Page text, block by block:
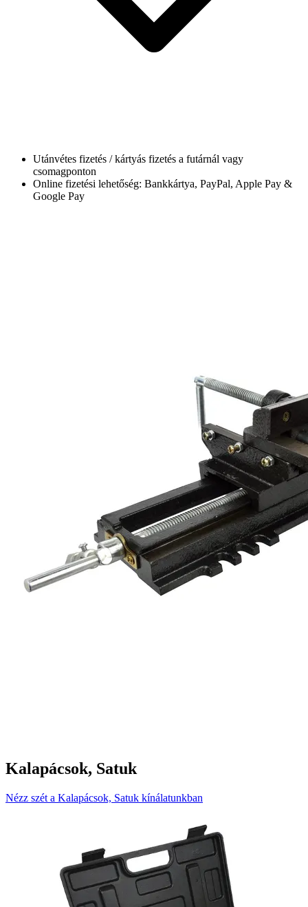
Utánvétes fizetés / kártyás fizetés a futárnál vagy
csomagponton
Online fizetési lehetőség: Bankkártya, PayPal, Apple Pay &
Google Pay
Kalapácsok, Satuk
Nézz szét a Kalapácsok, Satuk kínálatunkban